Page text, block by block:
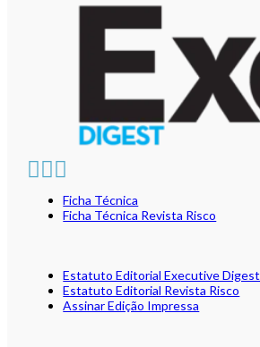
Ficha Técnica
Ficha Técnica Revista Risco
Estatuto Editorial Executive Digest
Estatuto Editorial Revista Risco
Assinar Edição Impressa